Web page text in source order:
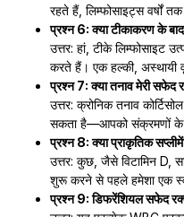
रहते हैं, लिम्फोसाइट्स वर्षों
प्रश्न 6: क्या टीकाकरण के
उत्तर: हां, टीके लिम्फोसाइट
करते हैं। एक हल्की, अस्थायी
प्रश्न 7: क्या तनाव मेरी सफेद
उत्तर: क्रोनिक तनाव
सकता है—आपको संक्रमणों के
प्रश्न 8: क्या प्राकृतिक
उत्तर: कुछ, जैसे विटामिन D,
शुरू करने से पहले हमेशा एक
प्रश्न 9: डिफरेंशियल सफेद